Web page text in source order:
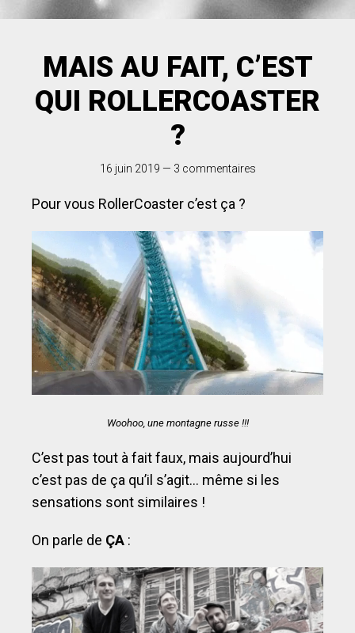
MAIS AU FAIT, C’EST
QUI ROLLERCOASTER
?
16 juin 2019 — 3 commentaires
Pour vous RollerCoaster c’est ça ?
Woohoo, une montagne russe !!!
C’est pas tout à fait faux, mais aujourd’hui
c’est pas de ça qu’il s’agit… même si les
sensations sont similaires !
On parle de ÇA :